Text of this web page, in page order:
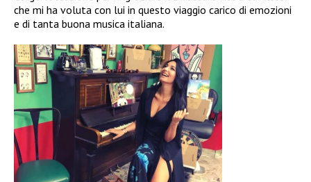
che mi ha voluta con lui in questo viaggio carico di emozioni
e di tanta buona musica italiana.